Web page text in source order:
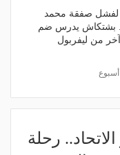
لفشل صفقة محمد
بشتكاش يدرس ضم
من ليفربول
رحلة